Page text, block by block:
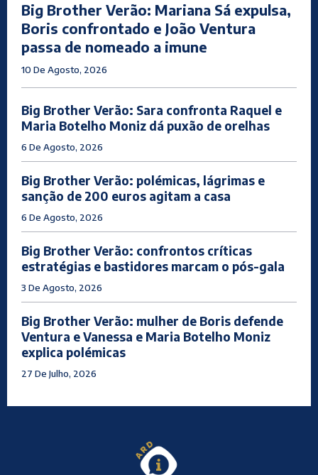
Big Brother Verão: Mariana Sá expulsa,
Boris confrontado e João Ventura
passa de nomeado a imune
10 De Agosto, 2026
Big Brother Verão: Sara confronta Raquel e
Maria Botelho Moniz dá puxão de orelhas
6 De Agosto, 2026
Big Brother Verão: polémicas, lágrimas e
sanção de 200 euros agitam a casa
6 De Agosto, 2026
Big Brother Verão: confrontos críticas
estratégias e bastidores marcam o pós-gala
3 De Agosto, 2026
Big Brother Verão: mulher de Boris defende
Ventura e Vanessa e Maria Botelho Moniz
explica polémicas
27 De Julho, 2026